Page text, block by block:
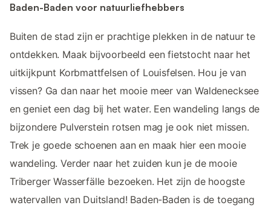
Baden-Baden voor natuurliefhebbers
Buiten de stad zijn er prachtige plekken in de natuur te
ontdekken. Maak bijvoorbeeld een fietstocht naar het
uitkijkpunt Korbmattfelsen of Louisfelsen. Hou je van
vissen? Ga dan naar het mooie meer van Waldenecksee
en geniet een dag bij het water. Een wandeling langs de
bijzondere Pulverstein rotsen mag je ook niet missen.
Trek je goede schoenen aan en maak hier een mooie
wandeling. Verder naar het zuiden kun je de mooie
Triberger Wasserfälle bezoeken. Het zijn de hoogste
watervallen van Duitsland! Baden-Baden is de toegang